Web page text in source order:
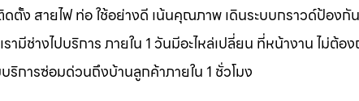
ง สายไฟ ท่อ ใช้อย่างดี เน้นคุณภาพ เดินระบบกราวด์ป้อง
มีช่างไปบริการ ภายใน 1 วันมีอะไหล่เปลี่ยน ที่หน้างาน ไม่ต้
การซ่อมด่วนถึงบ้านลูกค้าภายใน 1 ชั่วโมง